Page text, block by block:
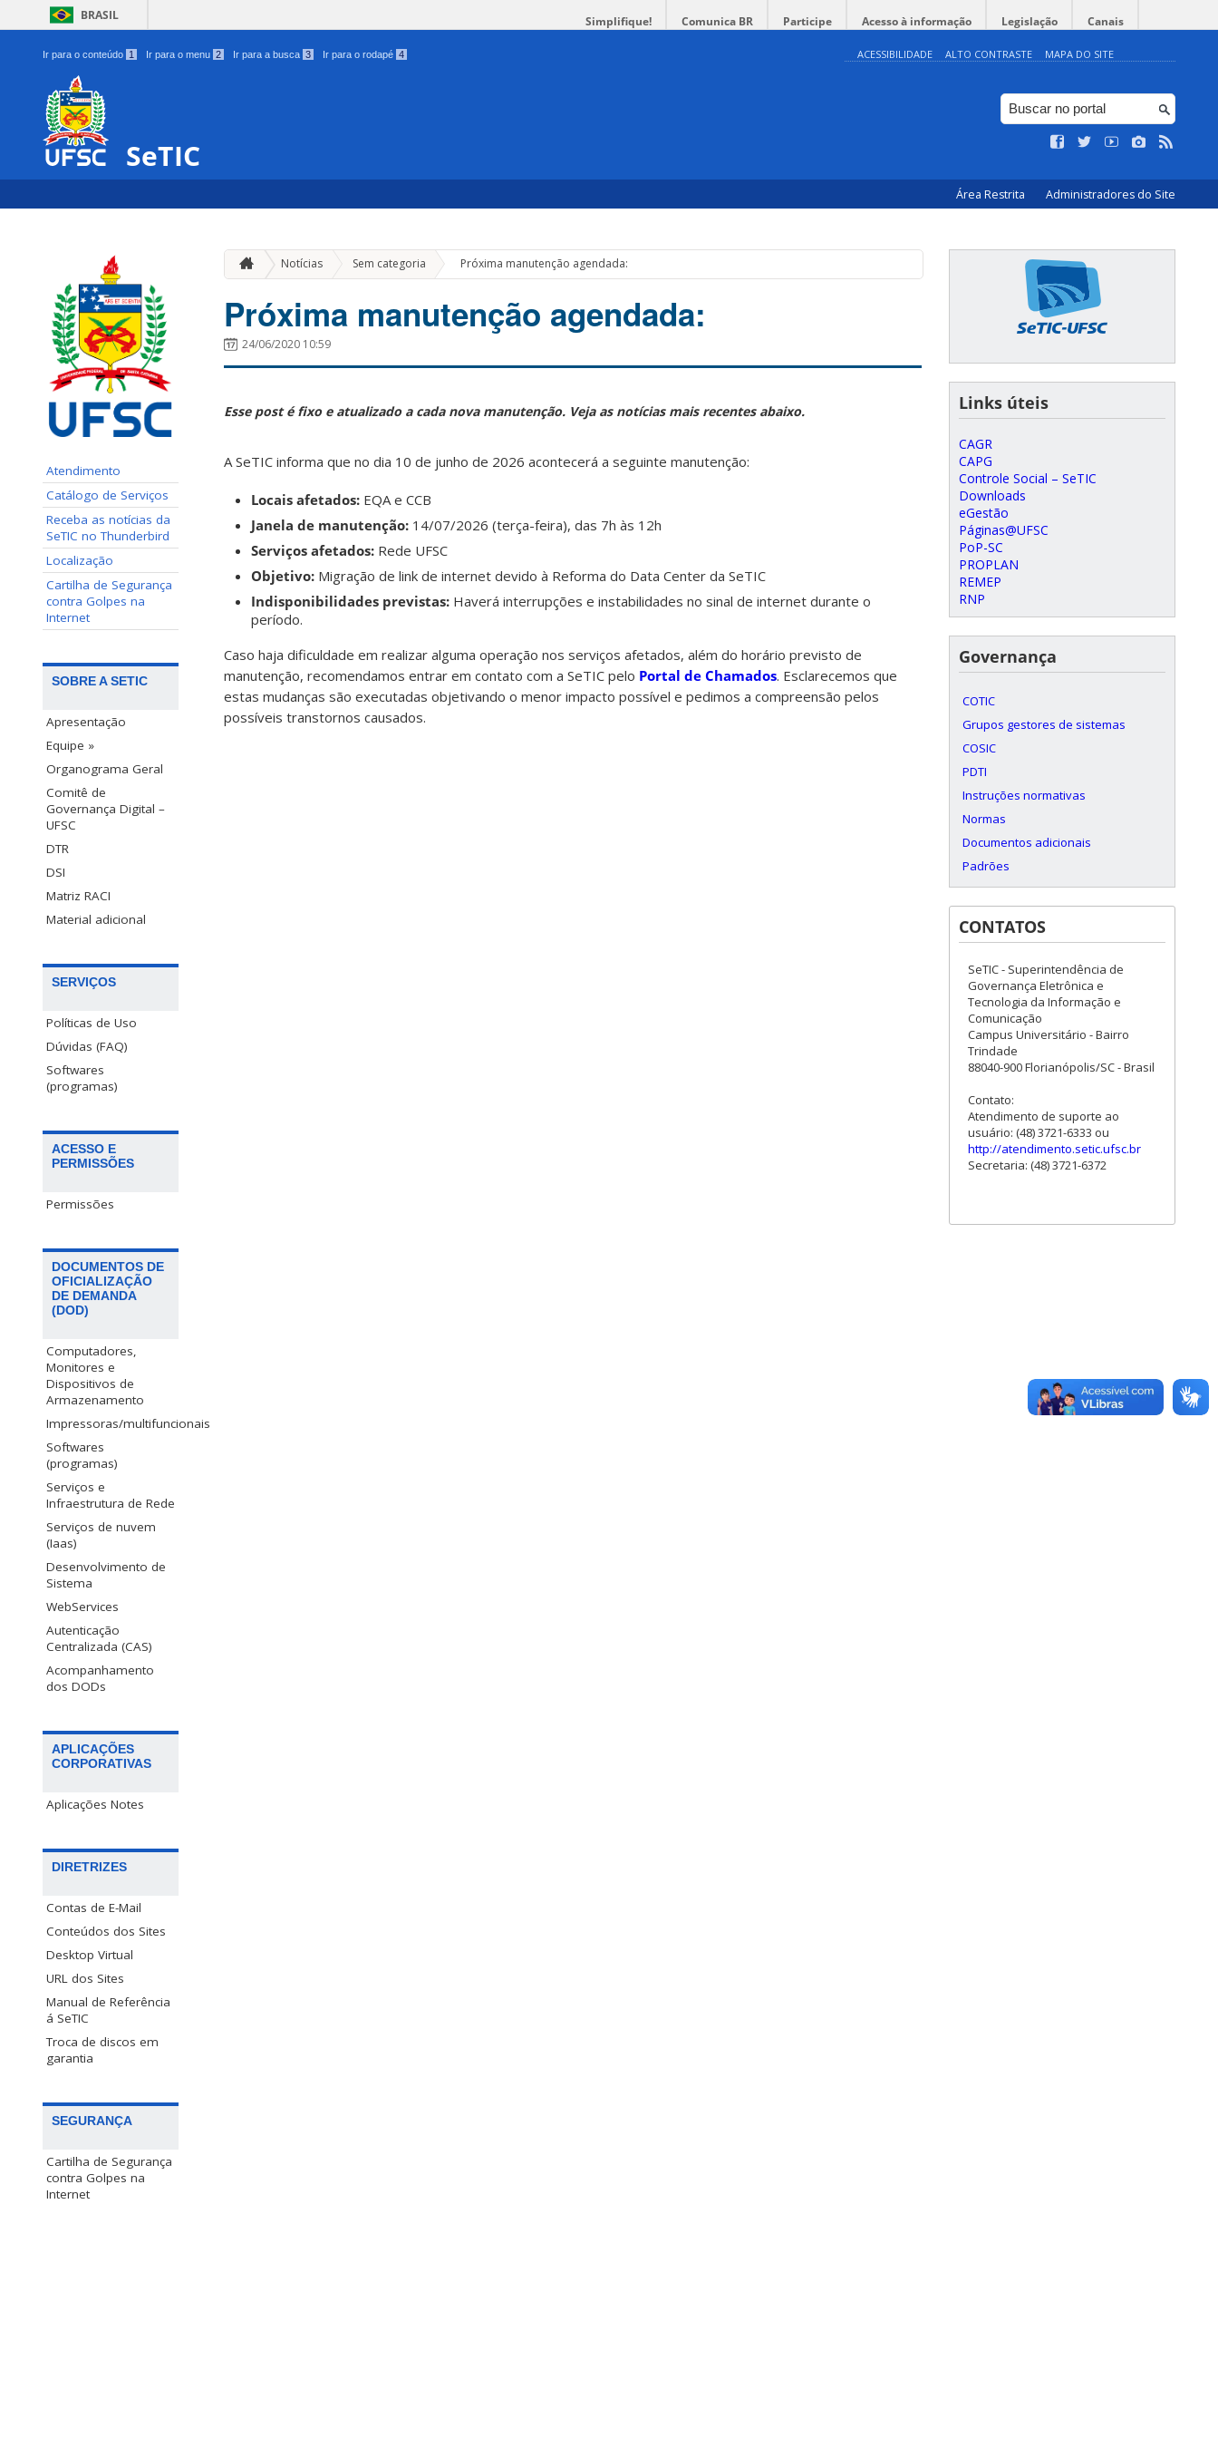
BRASIL Simplifique! Comunica BR Participe Acesso à informação Legislação Canais
Ir para o conteúdo 1 Ir para o menu 2 Ir para a busca 3 Ir para o rodapé 4 ACESSIBILIDADE ALTO CONTRASTE MAPA DO SITE
SeTIC
Área Restrita Administradores do Site
Atendimento
Catálogo de Serviços
Receba as notícias da
SeTIC no Thunderbird
Localização
Cartilha de Segurança
contra Golpes na
Internet
SOBRE A SETIC
Apresentação
Equipe »
Organograma Geral
Comitê de
Governança Digital –
UFSC
DTR
DSI
Matriz RACI
Material adicional
SERVIÇOS
Políticas de Uso
Dúvidas (FAQ)
Softwares
(programas)
ACESSO E
PERMISSÕES
Permissões
DOCUMENTOS DE
OFICIALIZAÇÃO
DE DEMANDA
(DOD)
Computadores,
Monitores e
Dispositivos de
Armazenamento
Impressoras/multifuncionais
Softwares
(programas)
Serviços e
Infraestrutura de Rede
Serviços de nuvem
(Iaas)
Desenvolvimento de
Sistema
WebServices
Autenticação
Centralizada (CAS)
Acompanhamento
dos DODs
APLICAÇÕES
CORPORATIVAS
Aplicações Notes
DIRETRIZES
Contas de E-Mail
Conteúdos dos Sites
Desktop Virtual
URL dos Sites
Manual de Referência
á SeTIC
Troca de discos em
garantia
SEGURANÇA
Cartilha de Segurança
contra Golpes na
Internet
Notícias Sem categoria » Próxima manutenção agendada:
Próxima manutenção agendada:
24/06/2020 10:59
Esse post é fixo e atualizado a cada nova manutenção. Veja as notícias mais recentes abaixo.
A SeTIC informa que no dia 10 de junho de 2026 acontecerá a seguinte manutenção:
Locais afetados: EQA e CCB
Janela de manutenção: 14/07/2026 (terça-feira), das 7h às 12h
Serviços afetados: Rede UFSC
Objetivo: Migração de link de internet devido à Reforma do Data Center da SeTIC
Indisponibilidades previstas: Haverá interrupções e instabilidades no sinal de internet durante o
período.
Caso haja dificuldade em realizar alguma operação nos serviços afetados, além do horário previsto de
manutenção, recomendamos entrar em contato com a SeTIC pelo Portal de Chamados. Esclarecemos que
estas mudanças são executadas objetivando o menor impacto possível e pedimos a compreensão pelos
possíveis transtornos causados.
Links úteis
CAGR
CAPG
Controle Social – SeTIC
Downloads
eGestão
Páginas@UFSC
PoP-SC
PROPLAN
REMEP
RNP
Governança
COTIC
Grupos gestores de sistemas
COSIC
PDTI
Instruções normativas
Normas
Documentos adicionais
Padrões
CONTATOS
SeTIC - Superintendência de
Governança Eletrônica e
Tecnologia da Informação e
Comunicação
Campus Universitário - Bairro
Trindade
88040-900 Florianópolis/SC - Brasil
Contato:
Atendimento de suporte ao
usuário: (48) 3721-6333 ou
http://atendimento.setic.ufsc.br
Secretaria: (48) 3721-6372